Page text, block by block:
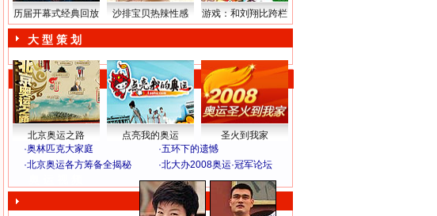
历届开幕式经典回放 沙排宝贝热辣性感 游戏：和刘翔比跨栏
大 型 策 划
北京奥运之路 点亮我的奥运
圣火到我家
·奥林匹克大家庭 ·五环下的遗憾
·北京奥运各方筹备全揭秘 ·北大办2008奥运·冠军论坛